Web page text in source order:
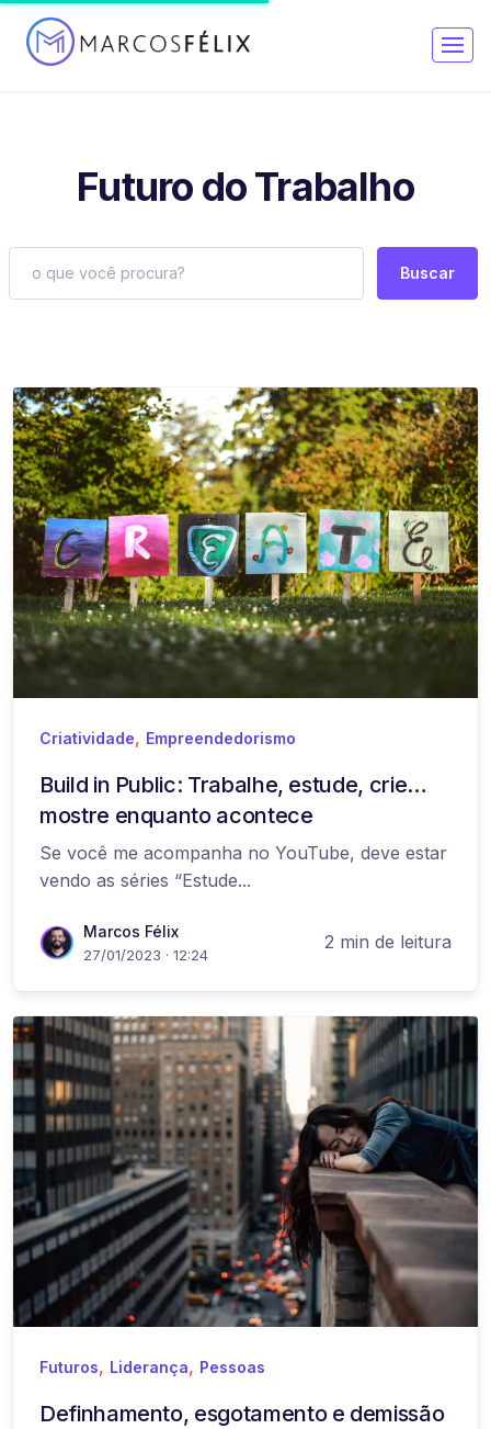
Futuro do Trabalho
Buscar
Criatividade, Empreendedorismo
Build in Public: Trabalhe, estude, crie…
mostre enquanto acontece
Se você me acompanha no YouTube, deve estar
vendo as séries “Estude...
Marcos Félix
27/01/2023 · 12:24
2 min de leitura
Futuros, Liderança, Pessoas
Definhamento, esgotamento e demissão